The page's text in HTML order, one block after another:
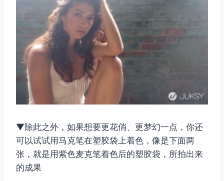
▼除此之外，如果想要更花俏、更梦幻一点，你还
可以试试用马克笔在塑胶袋上着色，像是下面两
张，就是用紫色麦克笔着色后的塑胶袋，所拍出来
的成果